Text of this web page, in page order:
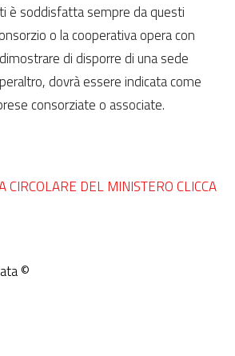
è soddisfatta sempre da questi
o la cooperativa opera con
di disporre di una sede
dovrà essere indicata come
consorziate o associate.
CIRCOLARE DEL MINISTERO CLICCA
©